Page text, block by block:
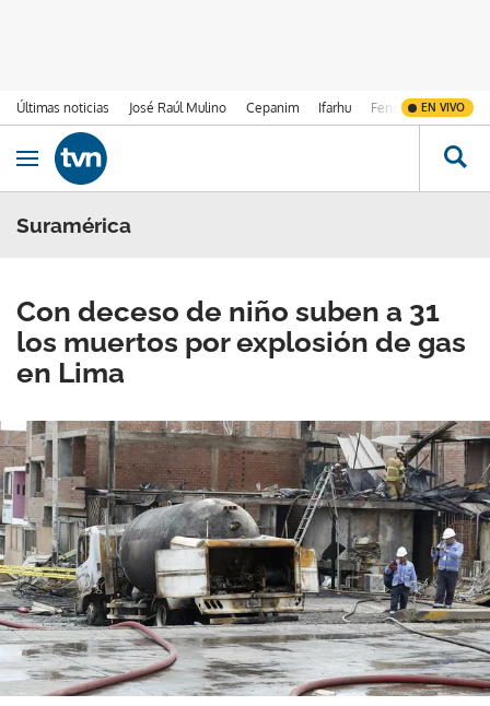
Últimas noticias José Raúl Mulino Cepanim Ifarhu Fenómeno de El
EN VIVO
Ir al contenido
Obrir navegació
Suramérica
Con deceso de niño suben a 31
los muertos por explosión de gas
en Lima